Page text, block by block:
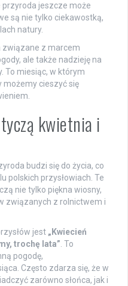
przyroda jeszcze może
są nie tylko ciekawostką,
natury.
związane z marcem
ale także nadzieję na
To miesiąc, w którym
możemy cieszyć się
kwietnia i
budzi się do życia, co
polskich przysłowiach. Te
nie tylko piękna wiosny,
związanych z rolnictwem i
jest „Kwiecień
trochę lata” . To
pogodę,
Często zdarza się, że w
zarówno słońca, jak i